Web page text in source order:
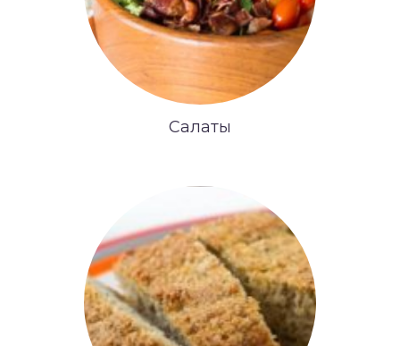
Салаты